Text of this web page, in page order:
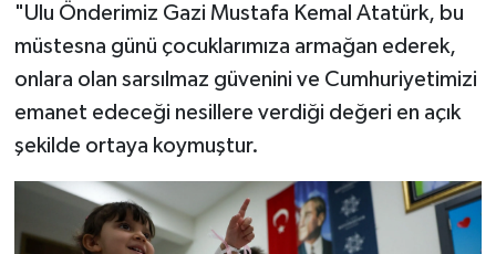
"Ulu Önderimiz Gazi Mustafa Kemal Atatürk, bu
müstesna günü çocuklarımıza armağan ederek,
onlara olan sarsılmaz güvenini ve Cumhuriyetimizi
emanet edeceği nesillere verdiği değeri en açık
şekilde ortaya koymuştur.